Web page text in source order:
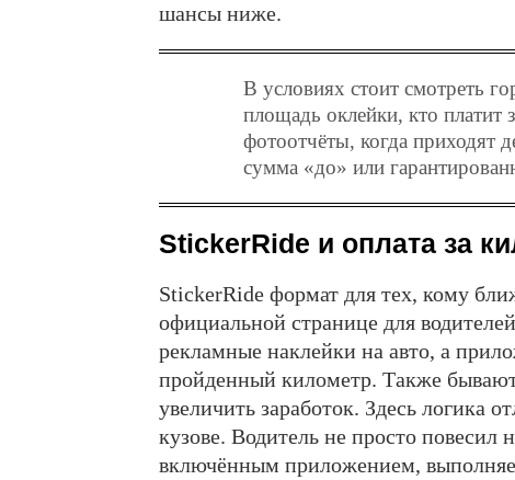
шансы ниже.
В условиях стоит смотреть
площадь оклейки, кто
фотоотчёты, когда приходят
сумма «до» или
StickerRide и оплата за
StickerRide формат для тех, кому
официальной странице для
рекламные наклейки на авто, а
пройденный километр. Также
увеличить заработок. Здесь логика
кузове. Водитель не просто повесил
включённым приложением,